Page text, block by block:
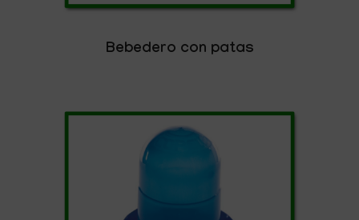
Bebedero con patas